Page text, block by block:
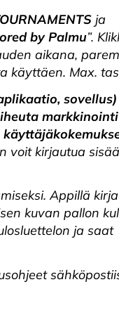
ja
by Palmu”.
aikana,
käyttäen. Max.
sovellus)
voit kirjautua
Appillä
kuvan pallon
ja saat